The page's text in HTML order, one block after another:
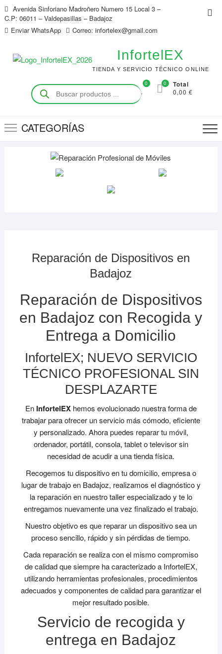
Saltar
al
contenido
Avenida Sinforiano Madroñero Numero 15 Local 3 –
C.P: 06011 – Valdepasillas – Badajoz
Enviar WhatsApp
Correo: infortelex@gmail.com
InfortelEX
TIENDA Y SERVICIO TÉCNICO ONLINE
Búsqueda
de
productos
0 Total
0,00 €
0
CATEGORÍAS
Reparación de Dispositivos en
Badajoz
Reparación de Dispositivos
en Badajoz con Recogida y
Entrega a Domicilio
InfortelEX; NUEVO SERVICIO
TÉCNICO PROFESIONAL SIN
DESPLAZARTE
En InfortelEXhemos evolucionado nuestra forma de
trabajar para ofrecer un servicio más cómodo, eficiente
y personalizado. Ahora puedes reparar tu móvil,
ordenador, portátil, consola, tablet o televisor sin
necesidad de acudir a una tienda física.
Recogemos tu dispositivo en tu domicilio, empresa o
lugar de trabajo en Badajoz, realizamos el diagnóstico y
la reparación en nuestro taller especializado y te lo
entregamos nuevamente una vez finalizado el trabajo.
Nuestro objetivo es que reparar un dispositivo sea un
proceso sencillo, rápido y sin pérdidas de tiempo.
Cada reparación se realiza con el mismo compromiso
de calidad que siempre ha caracterizado a InfortelEX,
utilizando herramientas profesionales, procedimientos
adecuados y componentes de calidad para garantizar el
mejor resultado posible.
Servicio de recogida y
entrega en Badajoz